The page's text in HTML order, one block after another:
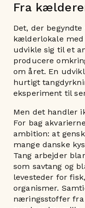
Fra
Det, der
kælderlokale med
udvikle sig til et
producere
om året. En
hurtigt
eksperiment til
Men det handler
For bag
ambition: at
mange danske
Tang arbejder
som savtang og
levesteder for
organismer.
næringsstoffer